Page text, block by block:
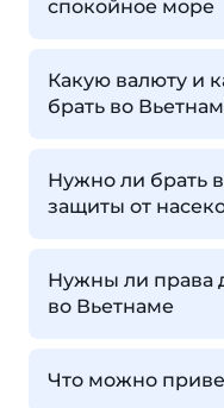
спокойное море
Какую валюту и
брать во Вьетнам
Нужно ли брать
защиты от
Нужны ли права
во Вьетнаме
Что можно